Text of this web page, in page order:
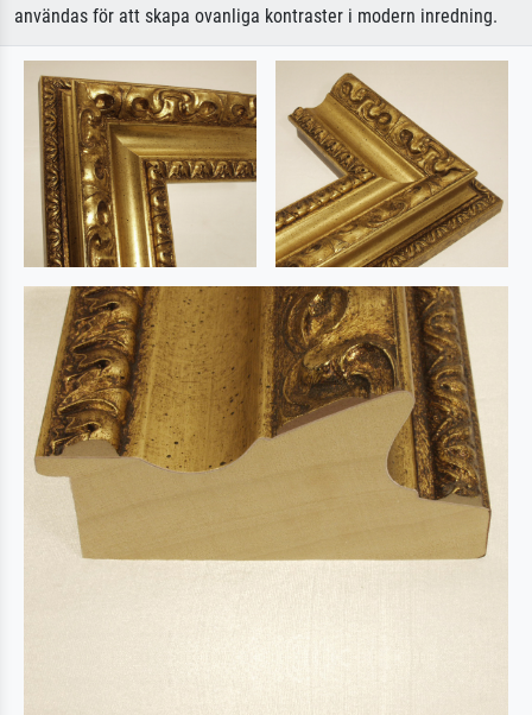
användas för att skapa ovanliga kontraster i modern inredning.